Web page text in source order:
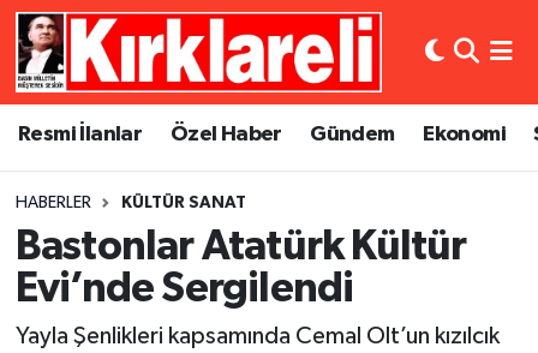
Resmi İlanlar Özel Haber Gündem Ekonomi
HABERLER KÜLTÜR SANAT
Bastonlar Atatürk Kültür
Evi’nde Sergilendi
Yayla Şenlikleri kapsamında Cemal Olt’un kızılcık
Resmi İlanlar
Gündem
Ekonomi
Siyaset
Asayiş
Dünya
Eğitim
Kültür Sanat
Künye
Gizlilik Sözleşmesi
Merkez Nöbetçi Eczaneler
Merkez Trafik Yoğunluk Haritası
Süper Lig Puan Durumu ve Fikstür
Tüm Manşetler